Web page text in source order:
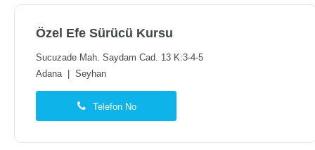
Özel Efe Sürücü Kursu
Sucuzade Mah. Saydam Cad. 13 K:3-4-5
Adana| Seyhan
Telefon No